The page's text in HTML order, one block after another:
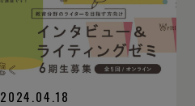
2024.04.18